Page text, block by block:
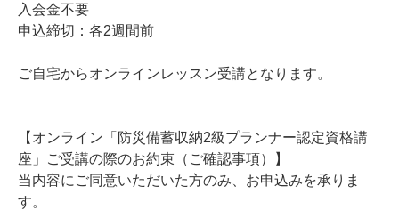
入会金不要
申込締切：各2週間前
ご自宅からオンラインレッスン受講となります。
【オンライン「防災備蓄収納2級プランナー認定資格講
座」ご受講の際のお約束（ご確認事項）】
当内容にご同意いただいた方のみ、お申込みを承りま
す。